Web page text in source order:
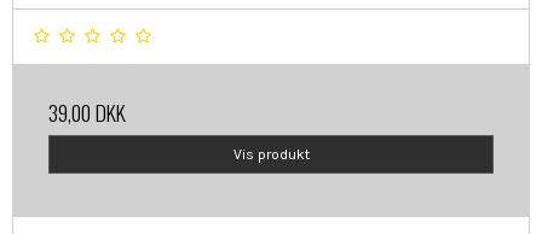
39,00 DKK
Vis produkt